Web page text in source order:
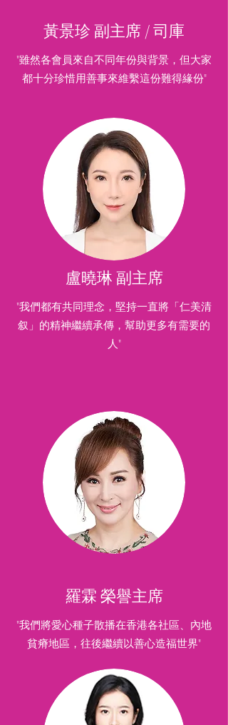
黃景珍 副主席 / 司庫
"雖然各會員來自不同年份與背景，但大家
都十分珍惜用善事來維繫這份難得緣份"
盧曉琳 副主席
"我們都有共同理念，堅持一直將「仁美清
叙」的精神繼續承傳，幫助更多有需要的
人"
羅霖 榮譽主席
"我們將愛心種子散播在香港各社區、內地
貧瘠地區，往後繼續以善心造福世界"